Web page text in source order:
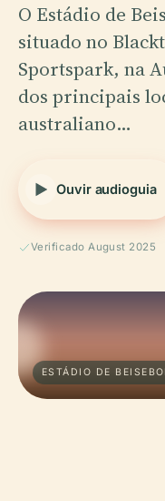
O Estádio de
situado no
Sportspark, na
dos principais
australiano…
Ouvir audioguia
Verificado August 2025
ESTÁDIO DE